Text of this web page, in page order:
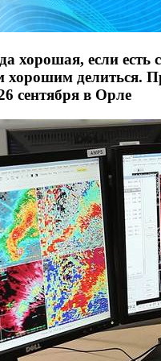
хорошая, если есть
хорошим делиться.
сентября в Орле